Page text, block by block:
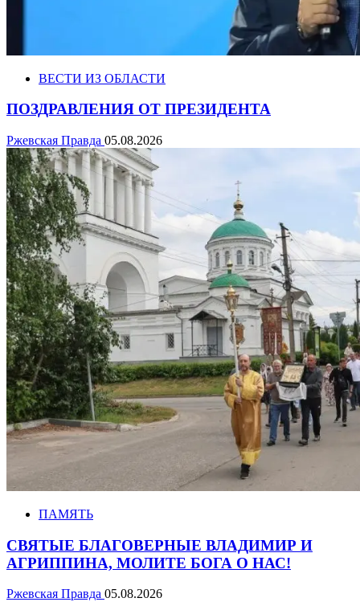
ВЕСТИ ИЗ ОБЛАСТИ
ПОЗДРАВЛЕНИЯ ОТ ПРЕЗИДЕНТА
Ржевская Правда 05.08.2026
ПАМЯТЬ
СВЯТЫЕ БЛАГОВЕРНЫЕ ВЛАДИМИР И
АГРИППИНА, МОЛИТЕ БОГА О НАС!
Ржевская Правда 05.08.2026